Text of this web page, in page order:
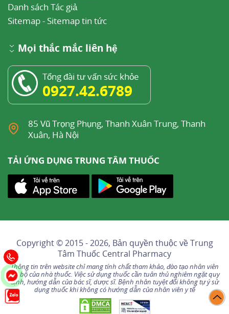
Danh sách Tác giả
Sitemap- Sitemap tin tức
Mọi thắc mắc liên hệ
Tổng đài tư vấn sức khỏe
0927.42.6789
85 Vũ Trọng Phụng, Thanh Xuân Trung, Thanh
Xuân, Hà Nội
TẢI ỨNG DỤNG TRUNG TÂM THUỐC
Copyright © 2015 - 2026, Bản quyền thuộc vềTrung
Tâm Thuốc Central Pharmacy
Thông tin trên website chỉ mang tính chất tham khảo, đào tạo nhân viên
nội bộ của nhà thuốc. Việc sử dụng thuốc cần tuân thủ nghiêm ngặt quy
định, hướng dẫn của bác sĩ, dược sĩ. Bệnh nhân tuyệt đối không tự ý sử
dụng thuốc khi không có hướng dẫn của nhân viên y tế